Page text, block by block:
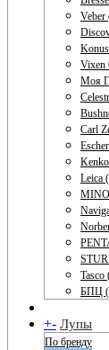
Veber
Vixen
Моя
Carl
Leica
Tasco
БПЦ
+- Лупы
По бренду